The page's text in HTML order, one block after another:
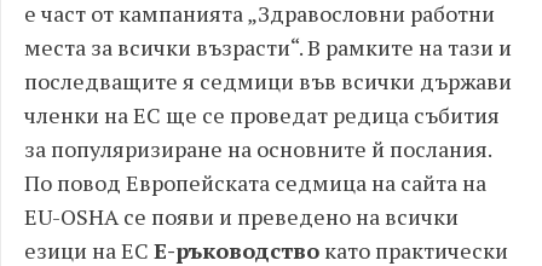
е част от кампанията „Здравословни работни
места за всички възрасти“. В рамките на тази и
последващите я седмици във всички държави
членки на ЕС ще се проведат редица събития
за популяризиране на основните й послания.
По повод Европейската седмица на сайта на
EU-OSHA се появи и преведено на всички
езици на ЕС E-ръководство като практически